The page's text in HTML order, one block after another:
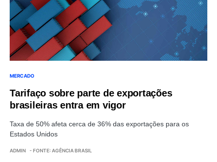
MERCADO
Tarifaço sobre parte de exportações
brasileiras entra em vigor
Taxa de 50% afeta cerca de 36% das exportações para os
Estados Unidos
ADMIN - FONTE: AGÊNCIA BRASIL